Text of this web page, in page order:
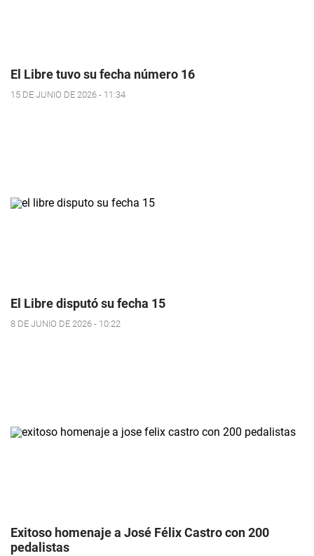
El Libre tuvo su fecha número 16
15 DE JUNIO DE 2026 - 11:34
El Libre disputó su fecha 15
8 DE JUNIO DE 2026 - 10:22
Exitoso homenaje a José Félix Castro con 200
pedalistas